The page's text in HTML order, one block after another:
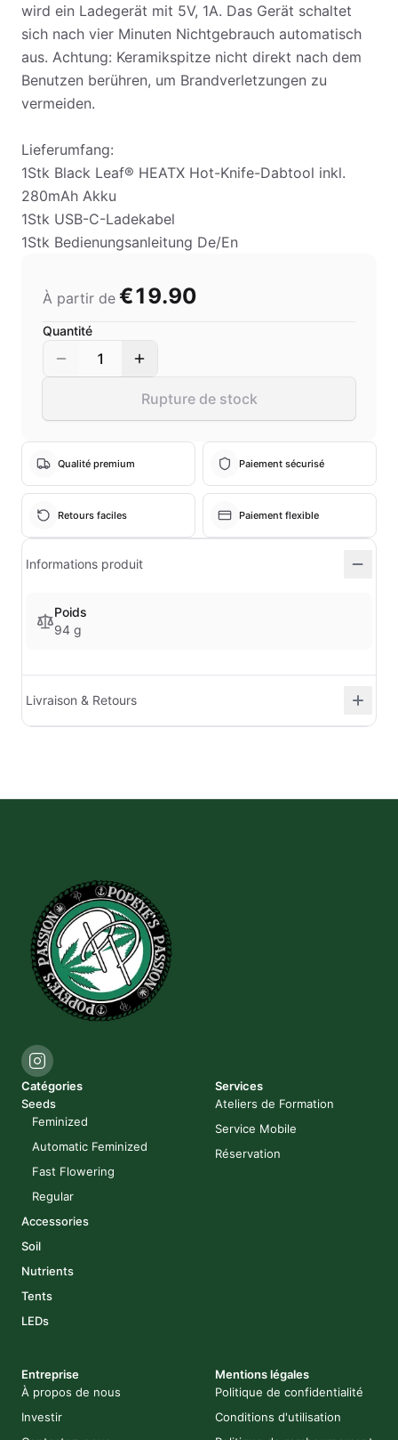
wird ein Ladegerät mit 5V, 1A. Das Gerät schaltet
sich nach vier Minuten Nichtgebrauch automatisch
aus. Achtung: Keramikspitze nicht direkt nach dem
Benutzen berühren, um Brandverletzungen zu
vermeiden.
Lieferumfang:
1Stk Black Leaf® HEATX Hot-Knife-Dabtool inkl.
280mAh Akku
1Stk USB-C-Ladekabel
1Stk Bedienungsanleitung De/En
À partir de €19.90
Quantité
1
Rupture de stock
Qualité premium Paiement sécurisé
Retours faciles Paiement flexible
Informations produit
Poids
94 g
Livraison & Retours
Catégories
Seeds
Feminized
Automatic Feminized
Fast Flowering
Regular
Accessories
Soil
Nutrients
Tents
LEDs
Services
Ateliers de Formation
Service Mobile
Réservation
Entreprise
À propos de nous
Investir
Mentions légales
Politique de confidentialité
Conditions d'utilisation